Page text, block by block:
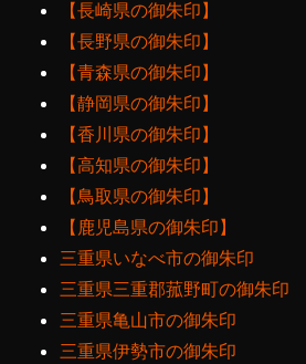
【長崎県の御朱印】
【長野県の御朱印】
【青森県の御朱印】
【静岡県の御朱印】
【香川県の御朱印】
【高知県の御朱印】
【鳥取県の御朱印】
【鹿児島県の御朱印】
三重県いなべ市の御朱印
三重県三重郡菰野町の御朱印
三重県亀山市の御朱印
三重県伊勢市の御朱印